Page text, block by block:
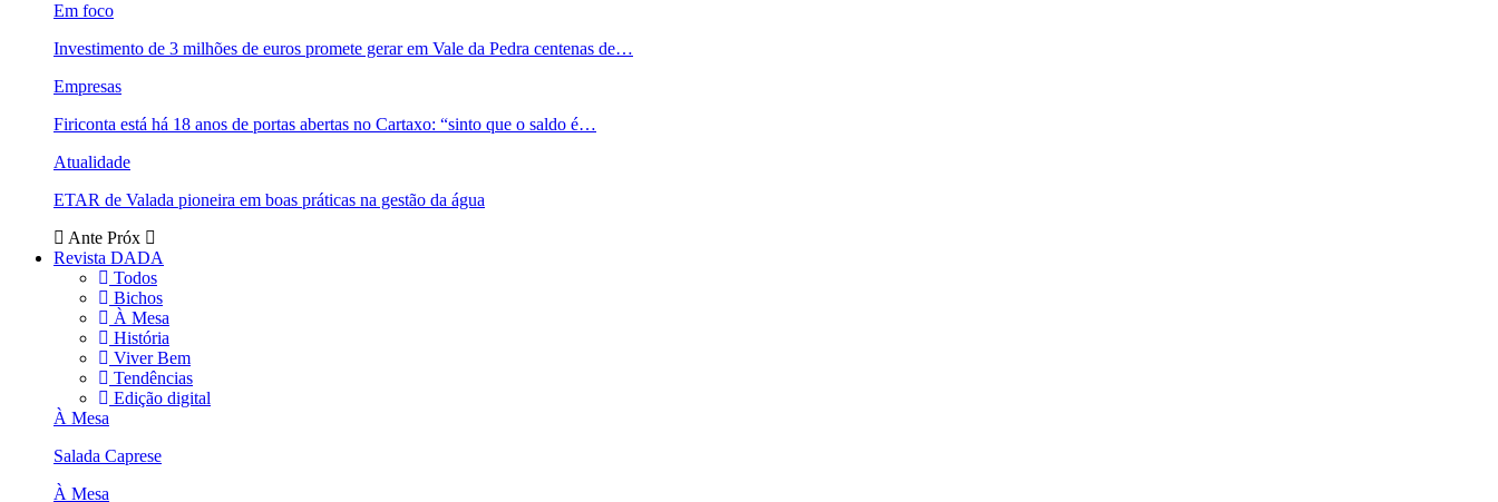
Em foco
Investimento de 3 milhões de euros promete gerar em Vale da Pedra centenas de…
Empresas
Firiconta está há 18 anos de portas abertas no Cartaxo: “sinto que o saldo é…
Atualidade
ETAR de Valada pioneira em boas práticas na gestão da água
Ante Próx
Revista DADA
Todos
Bichos
À Mesa
História
Viver Bem
Tendências
Edição digital
À Mesa
Salada Caprese
À Mesa